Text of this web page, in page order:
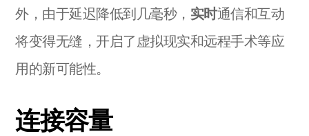
外，由于延迟降低到几毫秒， 实时通信和互动
将变得无缝，开启了虚拟现实和远程手术等应
用的新可能性。
连接容量